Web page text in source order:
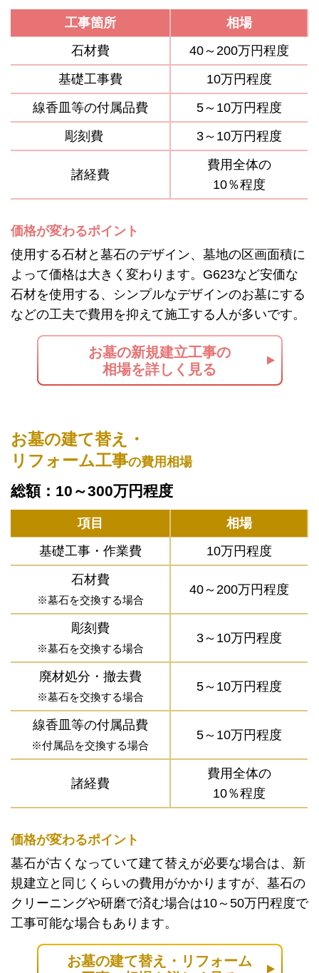
工事箇所
相場
石材費
40～200万円程度
基礎工事費
10万円程度
線香皿等の付属品費
5～10万円程度
彫刻費
3～10万円程度
諸経費
費用全体の
10％程度
価格が変わるポイント
使用する石材と墓石のデザイン、墓地の区画面積に
よって価格は大きく変わります。G623など安価な
石材を使用する、シンプルなデザインのお墓にする
などの工夫で費用を抑えて施工する人が多いです。
お墓の新規建立工事の
相場を詳しく見る
お墓の建て替え・
リフォーム工事の費用相場
総額：10～300万円程度
項目
相場
基礎工事・作業費
10万円程度
石材費
※墓石を交換する場合
40～200万円程度
彫刻費
※墓石を交換する場合
3～10万円程度
廃材処分・撤去費
※墓石を交換する場合
5～10万円程度
線香皿等の付属品費
※付属品を交換する場合
5～10万円程度
諸経費
費用全体の
10％程度
価格が変わるポイント
墓石が古くなっていて建て替えが必要な場合は、新
規建立と同じくらいの費用がかかりますが、墓石の
クリーニングや研磨で済む場合は10～50万円程度で
工事可能な場合もあります。
お墓の建て替え・リフォーム